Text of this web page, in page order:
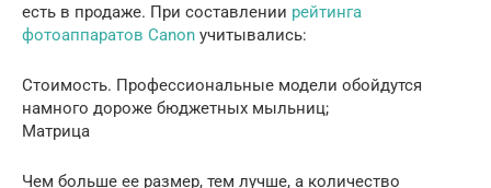
есть в продаже. При составлении рейтинга
фотоаппаратов Canon учитывались:
Стоимость. Профессиональные модели обойдутся
намного дороже бюджетных мыльниц;
Матрица
Чем больше ее размер, тем лучше, а количество